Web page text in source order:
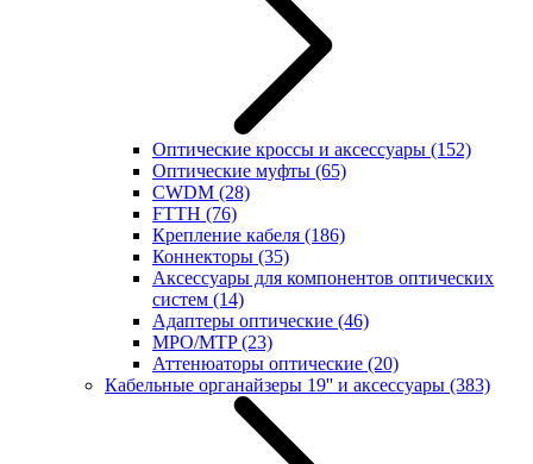
Оптические кроссы и аксессуары (152)
Оптические муфты (65)
CWDM (28)
FTTH (76)
Крепление кабеля (186)
Коннекторы (35)
Аксессуары для компонентов оптических
систем (14)
Адаптеры оптические (46)
MPO/MTP(23)
Аттенюаторы оптические (20)
Кабельные органайзеры 19'' и аксессуары (383)